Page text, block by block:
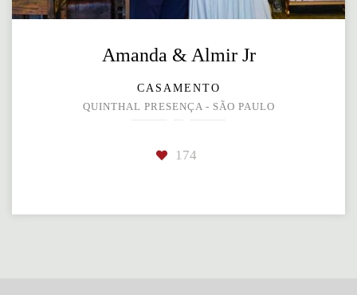
Amanda & Almir Jr
CASAMENTO
QUINTHAL PRESENÇA - SÃO PAULO
174